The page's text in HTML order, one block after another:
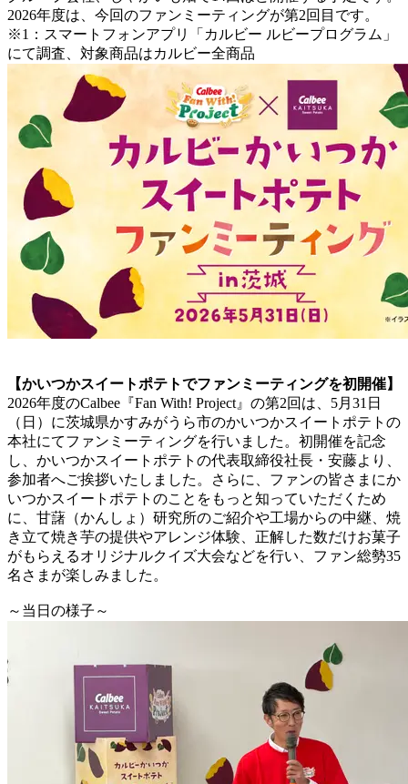
2026年度は、今回のファンミーティングが第2回目です。
※1：スマートフォンアプリ「カルビー ルビープログラム」
にて調査、対象商品はカルビー全商品
【かいつかスイートポテトでファンミーティングを初開催】
2026年度のCalbee『Fan With! Project』の第2回は、5月31日
（日）に茨城県かすみがうら市のかいつかスイートポテトの
本社にてファンミーティングを行いました。初開催を記念
し、かいつかスイートポテトの代表取締役社長・安藤より、
参加者へご挨拶いたしました。さらに、ファンの皆さまにか
いつかスイートポテトのことをもっと知っていただくため
に、甘藷（かんしょ）研究所のご紹介や工場からの中継、焼
き立て焼き芋の提供やアレンジ体験、正解した数だけお菓子
がもらえるオリジナルクイズ大会などを行い、ファン総勢35
名さまが楽しみました。
～当日の様子～